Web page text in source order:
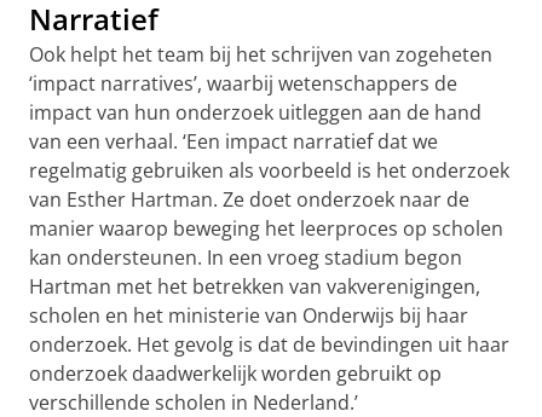
Narratief
Ook helpt het team bij het schrijven van zogeheten
‘impact narratives’, waarbij wetenschappers de
impact van hun onderzoek uitleggen aan de hand
van een verhaal. ‘Een impact narratief dat we
regelmatig gebruiken als voorbeeld is het onderzoek
van Esther Hartman. Ze doet onderzoek naar de
manier waarop beweging het leerproces op scholen
kan ondersteunen. In een vroeg stadium begon
Hartman met het betrekken van vakverenigingen,
scholen en het ministerie van Onderwijs bij haar
onderzoek. Het gevolg is dat de bevindingen uit haar
onderzoek daadwerkelijk worden gebruikt op
verschillende scholen in Nederland.’